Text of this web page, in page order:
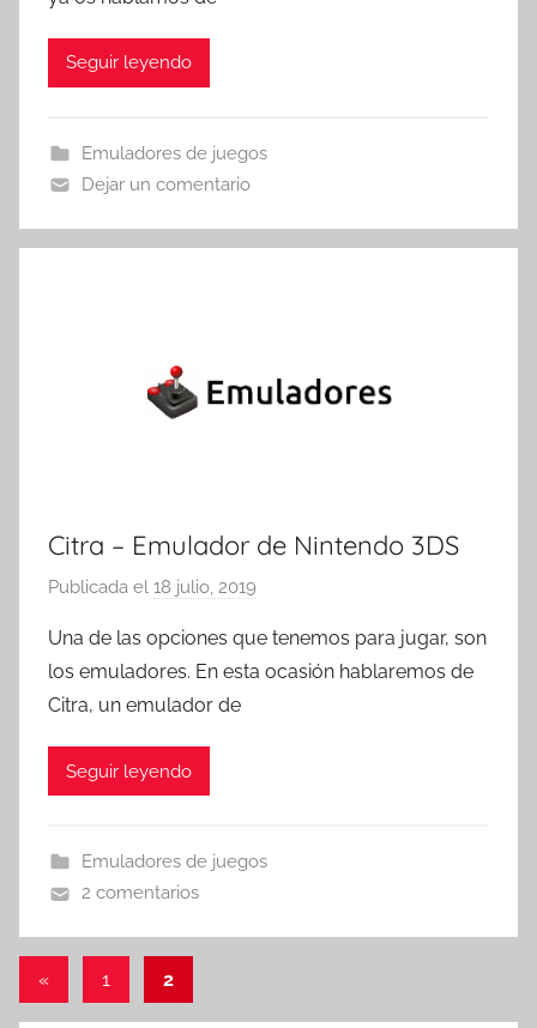
m
r
Seguir leyendo
Emuladores de juegos
Dejar un comentario
Citra – Emulador de Nintendo 3DS
Publicada el 18 julio, 2019
r
T
m
s
Una de las opciones que tenemos para jugar, son
los emuladores. En esta ocasión hablaremos de
Citra, un emulador de
Seguir leyendo
Emuladores de juegos
2 comentarios
Paginación
de
«Entradas
1 2